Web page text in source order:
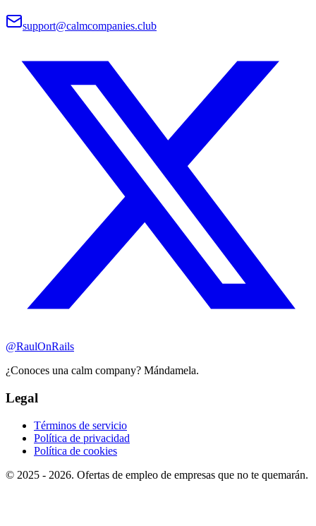
support@calmcompanies.club
@RaulOnRails
¿Conoces una calm company? Mándamela.
Legal
Términos de servicio
Política de privacidad
Política de cookies
© 2025 - 2026. Ofertas de empleo de empresas que no te quemarán.